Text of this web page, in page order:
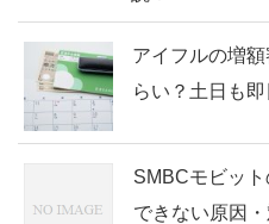
アイフルの増
らい？土日も
SMBCモビッ
できない原因